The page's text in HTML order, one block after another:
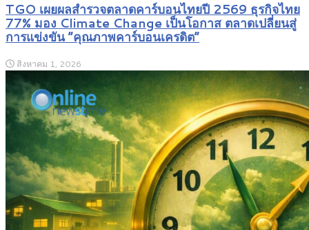
TGO เผยผลสำรวจตลาดคาร์บอนไทยปี 2569 ธุรกิจไทย
77% มอง Climate Change เป็นโอกาส ตลาดเปลี่ยนสู่
การแข่งขัน “คุณภาพคาร์บอนเครดิต”
สิงหาคม 1, 2026